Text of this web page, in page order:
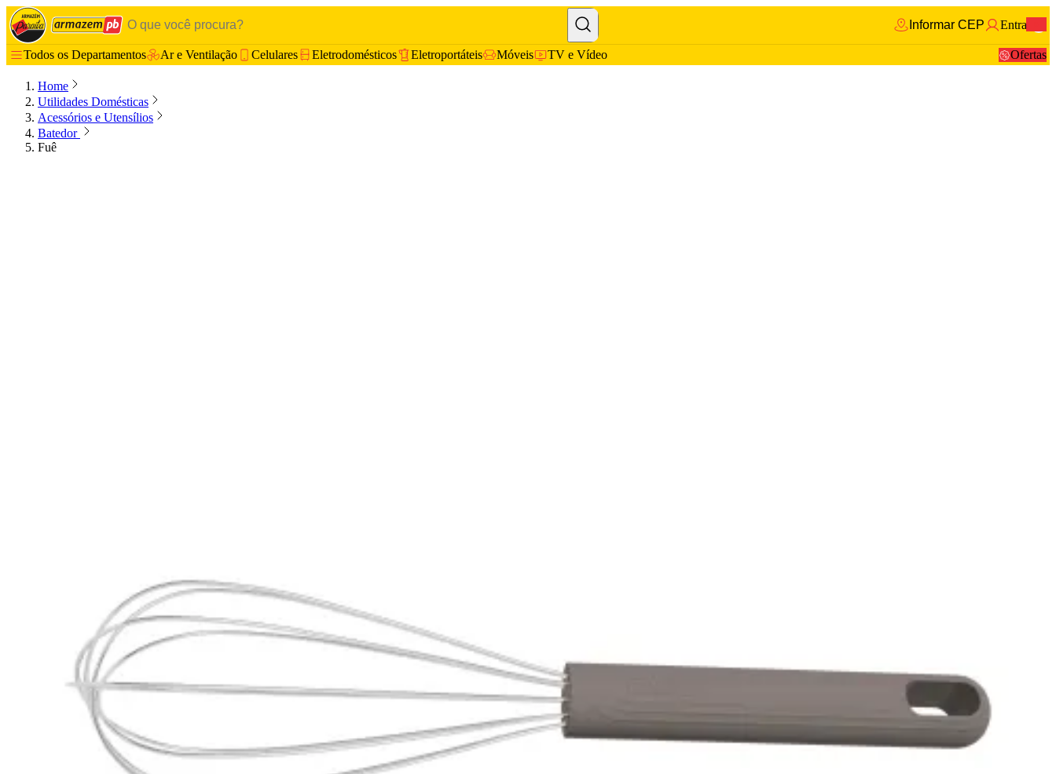
Informar CEP Entrar
Todos os Departamentos Ar e Ventilação Celulares Eletrodomésticos Eletroportáteis Móveis TV e Vídeo Ofertas
Home
Utilidades Domésticas
Acessórios e Utensílios
Batedor
Fuê